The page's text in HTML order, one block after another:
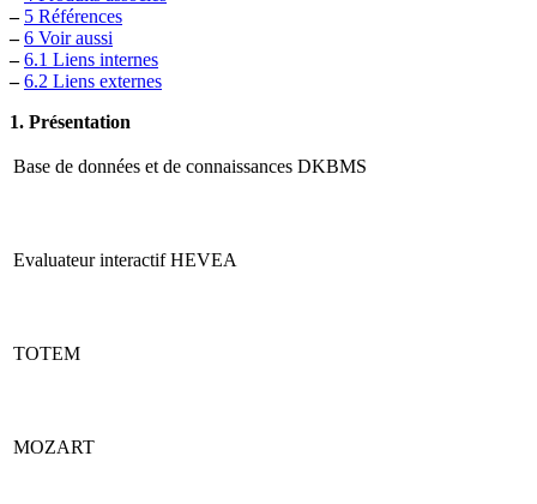
– 5 Références
– 6 Voir aussi
– 6.1 Liens internes
– 6.2 Liens externes
1. Présentation
Base de données et de connaissances DKBMS
Evaluateur interactif HEVEA
TOTEM
MOZART